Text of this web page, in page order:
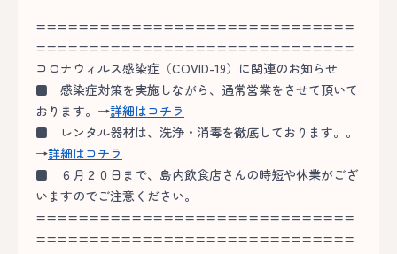
==============================
==============================
コロナウィルス感染症（COVID-19）に関連のお知らせ
■ 感染症対策を実施しながら、通常営業をさせて頂いて
おります。→詳細はコチラ
■ レンタル器材は、洗浄・消毒を徹底しております。。
→詳細はコチラ
■ ６月２０日まで、島内飲食店さんの時短や休業がござ
いますのでご注意ください。
==============================
==============================